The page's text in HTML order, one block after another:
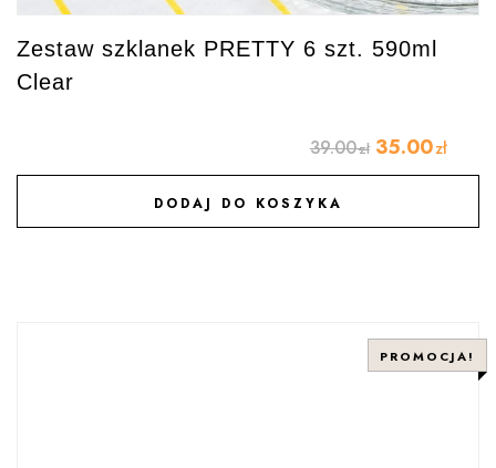
Zestaw szklanek PRETTY 6 szt. 590ml
Clear
39.00zł 35.00zł
DODAJ DO KOSZYKA
DODAJ DO ULUBIONYCH
PROMOCJA!